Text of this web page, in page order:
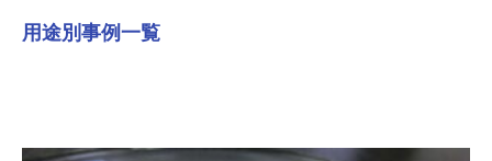
用途別事例一覧